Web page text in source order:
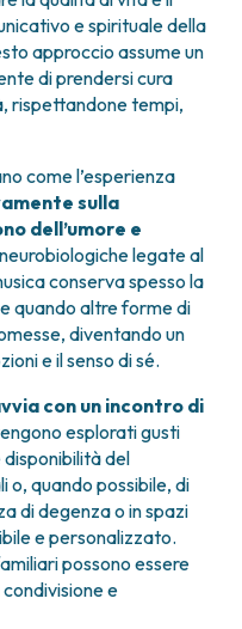
e spirituale della
approccio assume un
di prendersi cura
rispettandone tempi,
come l’esperienza
sulla
dell’umore e
legate al
conserva spesso la
quando altre forme di
diventando un
e il senso di sé.
con un incontro di
esplorati gusti
del
o, quando possibile, di
di degenza o in spazi
e personalizzato.
possono essere
e